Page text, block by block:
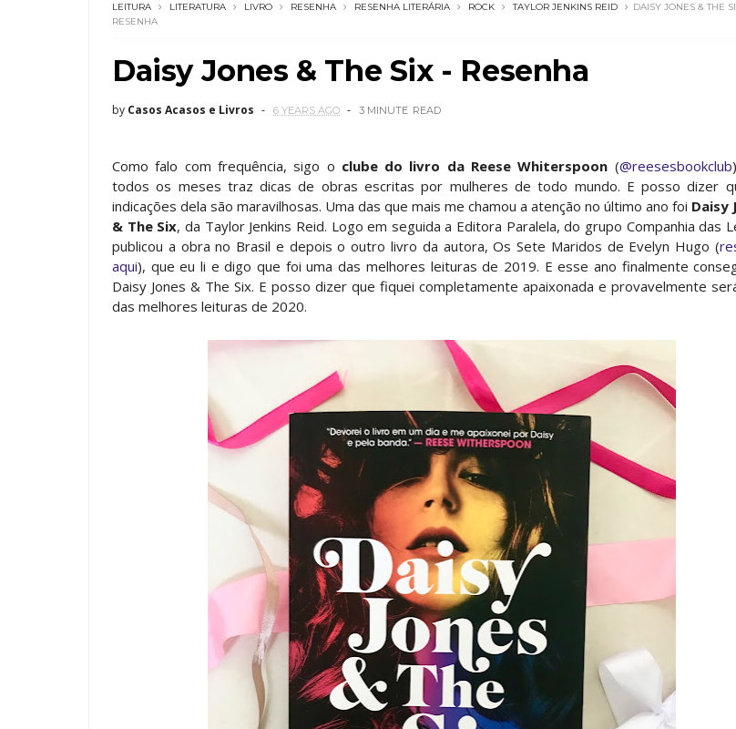
LEITURA
LITERATURA LIVRO RESENHA RESENHA LITERÁRIA ROCK TAYLOR JENKINS REID
DAISY JONES & THE
RESENHA
Daisy Jones & The Six - Resenha
by Casos Acasos e Livros 6 YEARS AGO 3 MINUTE READ
Como falo com frequência, sigo o clube do livro da Reese Whiterspoon (@reesesbookclub
todos os meses traz dicas de obras escritas por mulheres de todo mundo. E posso dizer
indicações dela são maravilhosas. Uma das que mais me chamou a atenção no último ano foi Daisy
& The Six, da Taylor Jenkins Reid. Logo em seguida a Editora Paralela, do grupo Companhia das
publicou a obra no Brasil e depois o outro livro da autora, Os Sete Maridos de Evelyn Hugo (
aqui), que eu li e digo que foi uma das melhores leituras de 2019. E esse ano finalmente
Daisy Jones & The Six. E posso dizer que fiquei completamente apaixonada e provavelmente
das melhores leituras de 2020.